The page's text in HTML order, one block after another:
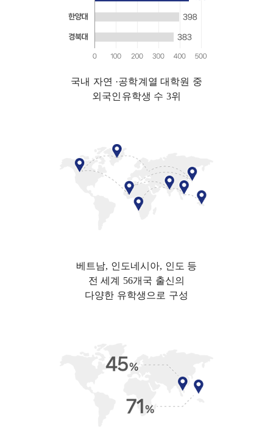
국내 자연 ·공학계열 대학원 중
외국인유학생 수 3위
베트남, 인도네시아, 인도 등
전 세계 56개국 출신의
다양한 유학생으로 구성